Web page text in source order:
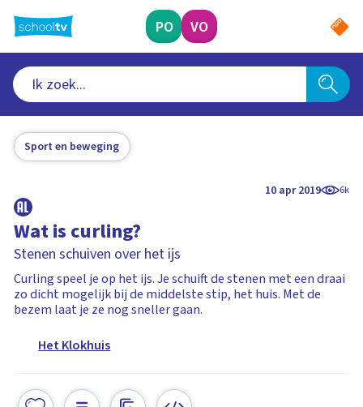
naar
hoofdinhoud
PO VO
Sport en beweging
10 apr 2019 6k
Wat is curling?
Stenen schuiven over het ijs
Curling speel je op het ijs. Je schuift de stenen met een draai
zo dicht mogelijk bij de middelste stip, het huis. Met de
bezem laat je ze nog sneller gaan.
Het Klokhuis